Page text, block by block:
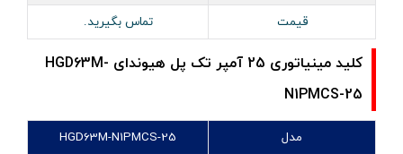
قیمت
تماس بگیرید.
کلید مینیاتوری 25 آمپر تک پل هیوندای HGD63M-
N1PMCS-25
مدل
HGD63M-N1PMCS-25